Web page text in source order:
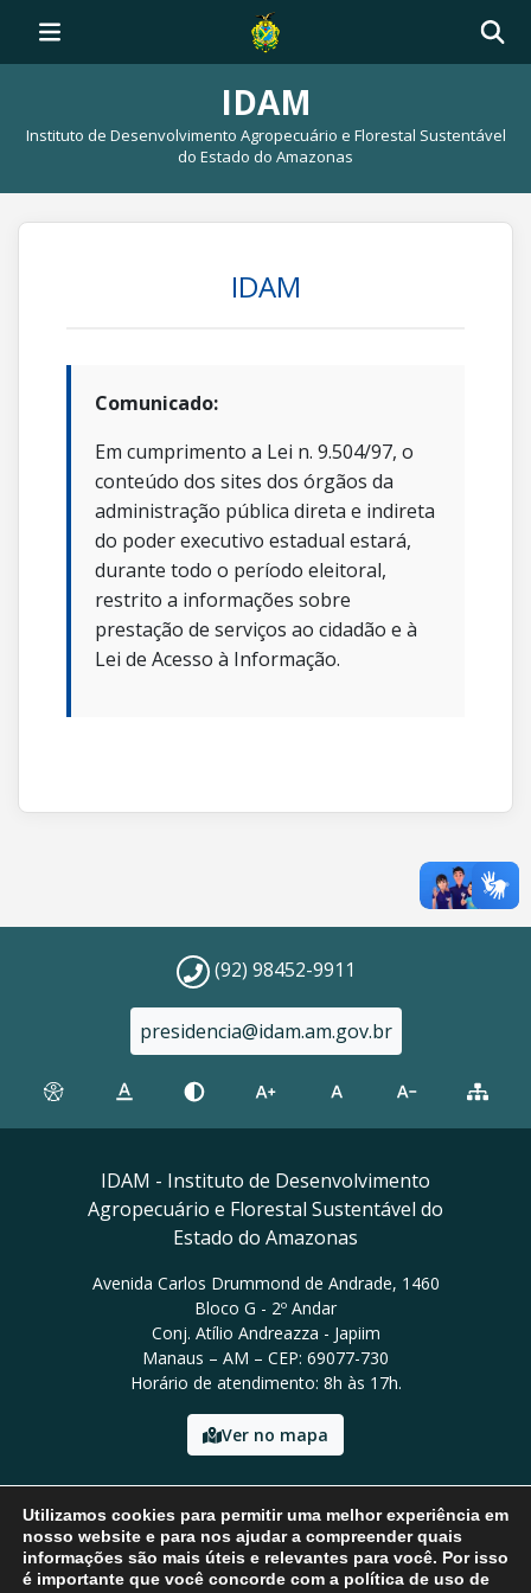
IDAM
Instituto de Desenvolvimento Agropecuário e Florestal Sustentável
do Estado do Amazonas
IDAM
Comunicado:
Em cumprimento a Lei n. 9.504/97, o
conteúdo dos sites dos órgãos da
administração pública direta e indireta
do poder executivo estadual estará,
durante todo o período eleitoral,
restrito a informações sobre
prestação de serviços ao cidadão e à
Lei de Acesso à Informação.
(92) 98452-9911
presidencia@idam.am.gov.br
IDAM - Instituto de Desenvolvimento
Agropecuário e Florestal Sustentável do
Estado do Amazonas
Avenida Carlos Drummond de Andrade, 1460
Bloco G - 2º Andar
Conj. Atílio Andreazza - Japiim
Manaus – AM – CEP: 69077-730
Horário de atendimento: 8h às 17h.
Ver no mapa
Email: presidencia@idam.am.gov.br
Tel: (92) 98452-9911
Utilizamos cookies para permitir uma melhor experiência em
nosso website e para nos ajudar a compreender quais
informações são mais úteis e relevantes para você. Por isso
é importante que você concorde com a política de uso de